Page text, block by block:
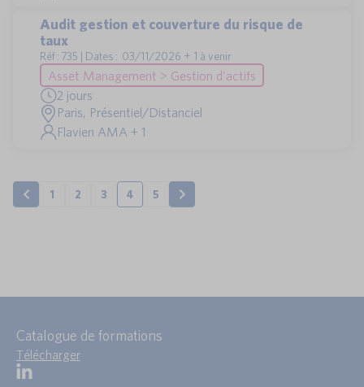
Audit gestion et couverture du risque de
taux
Réf : 735 | Dates : 03/11/2026 + 1 à venir
Asset Management > Gestion d'actifs
2 jours
Paris, Présentiel/Distanciel
Flavien AMA + 1
1 2 3 4 5
Catalogue de formations
Télécharger